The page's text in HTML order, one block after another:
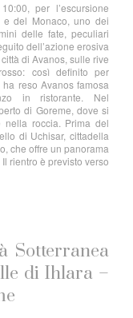
per l’escursione
del Monaco, uno dei
delle fate, peculiari
dell’azione erosiva
di Avanos, sulle rive
così definito per
reso Avanos famosa
in ristorante. Nel
di Goreme, dove si
roccia. Prima del
di Uchisar, cittadella
che offre un panorama
rientro è previsto verso
Sotterranea
di Ihlara –